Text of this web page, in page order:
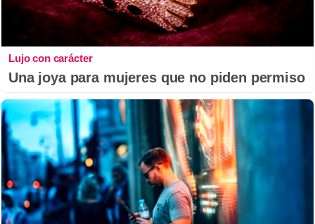
Lujo con carácter
Una joya para mujeres que no piden permiso